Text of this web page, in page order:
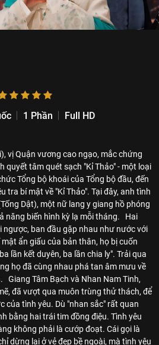
1 Phần
Full HD
vị Quận vương cao ngạo, mắc chứng
quyết tâm quét sạch "Kỉ Thảo" - một loại
Tổng bộ khoái của Tổng bộ đầu, đến
tra bí mật về "Kỉ Thảo". Tại đây, anh tình
Dật), một nữ lang y giang hồ phóng
năng biến hình kỳ lạ mỗi tháng. Hai
ngược, ban đầu gặp nhau như nước với
ẩn giấu của bản thân, họ bị cuốn
lần kết duyên, ba lần chia ly". Trải qua
họ đã cùng nhau phá tan âm mưu về
Giang Tâm Bạch và Nhan Nam Tinh,
đã vượt qua muôn trùng thử thách, để
của tình yêu. Dù "nhan sắc" rất quan
bằng hai trái tim đồng điệu. Tình yêu
không phải là cướp đoạt. Cái gọi là
dừng lại ở vẻ đẹp bề ngoài, mà tình yêu